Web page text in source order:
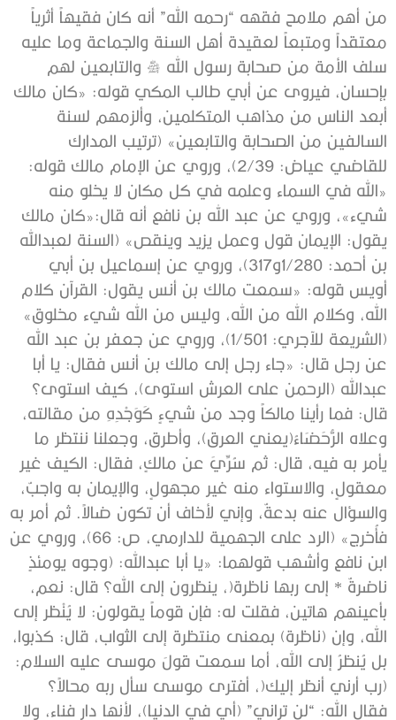
من أهم ملامح فقهه “رحمه الله” أنه كان فقيهاً أثرياً
معتقداً ومتبعاً لعقيدة أهل السنة والجماعة وما عليه
سلف الأمة من صحابة رسول الله صلى الله عليه وسلم والتابعين لهم
بإحسان، فيروى عن أبي طالب المكي قوله: «كان مالك
‌أبعد ‌الناس ‌من ‌مذاهب المتكلمين، وألزمهم لسنة
السالفين من الصحابة والتابعين» (ترتيب المدارك
للقاضي عياض: 2/39)، وروي عن الإمام مالك قوله: ‌
«الله ‌في ‌السماء ‌وعلمه ‌في ‌كل ‌مكان لا يخلو منه
شيء»، وروي عن عبد الله بن نافع أنه قال:«كان مالك
يقول: ‌الإيمان ‌قول ‌وعمل ‌يزيد ‌وينقص» (السنة لعبدالله
بن أحمد: 1/280و317)، وروي عن إسماعيل بن أبي
أويس قوله: «سمعت مالك بن أنس يقول: ‌القرآن ‌كلام
‌الله، ‌وكلام ‌الله ‌من ‌الله، وليس من الله شيء مخلوق»
(الشريعة للآجري: 1/501)، وروي عن جعفر بن عبد الله
عن رجل قال: «جاء رجل إلى مالك بن أنس فقال: يا أبا
عبدالله (الرحمن على العرش استوى)، كيف استوى؟
قال: فما رأينا مالكاً وجد من شيءٍ كَوَجْدِهِ من مقالته،
وعلاه الرُّحَضَاءُ(يعني العرق)، وأطرق، وجعلنا ننتظر ما
يأمر به فيه، قال: ثم سُرِّيَ عن مالكٍ، فقال: الكيف غير
معقولٍ، والاستواء منه غير مجهولٍ، والإيمان به واجبٌ،
‌والسؤال ‌عنه ‌بدعةٌ، وإني لأخاف أن تكون ضالاً. ثم أمر به
فأُخرج» (الرد على الجهمية للدارمي، ص: 66)، وروي عن
ابن نافع وأشهب قولهما: «يا أبا عبدالله: (وجوه يومئذٍ
ناضرةٌ * إلى ربها ناظرة(، ينظرون إلى الله؟ قال: نعم،
بأعينهم هاتين، فقلت له: فإن قوماً يقولون: لا يُنْظر إلى
الله، وإن (ناظرة) بمعنى منتظرة إلى الثواب، قال: كذبوا،
بل يُنظرُ إلى الله، أما سمعت قولَ موسى عليه السلام:
(رب أرني أنظر إليك(، أفترى موسى سأل ربه محالاً؟
فقال الله: “لن تراني” (أي في الدنيا)، لأنها دار فناء، ولا